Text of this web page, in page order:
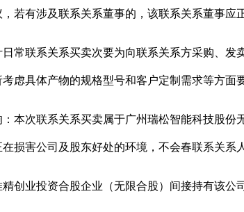
若有涉及联系关系董事的，该联系关系董事应
联系关系买卖次要为向联系关系方采购、发
虑具体产物的规格型号和客户定制需求等方面
次联系关系买卖属于广州瑞松智能科技股份
损害公司及股东好处的环境，不会春联系关系
业投资合股企业（无限合股）间接持有该公司